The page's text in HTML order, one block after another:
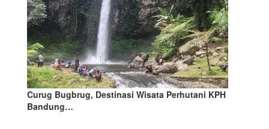
Curug Bugbrug, Destinasi Wisata Perhutani KPH
Bandung…